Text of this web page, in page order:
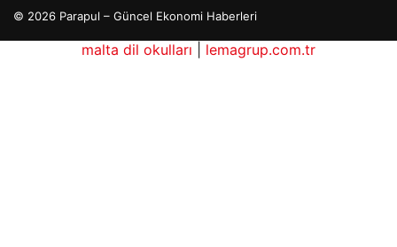
© 2026 Parapul – Güncel Ekonomi Haberleri
malta dil okulları
lemagrup.com.tr